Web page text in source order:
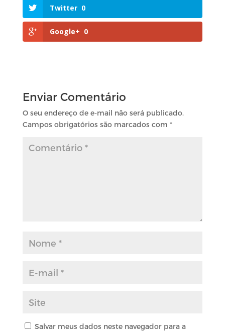
Twitter 0
Google+ 0
Enviar Comentário
O seu endereço de e-mail não será publicado.
Campos obrigatórios são marcados com *
Salvar meus dados neste navegador para a